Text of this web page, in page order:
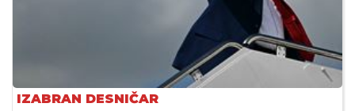
IZABRAN DESNIČAR